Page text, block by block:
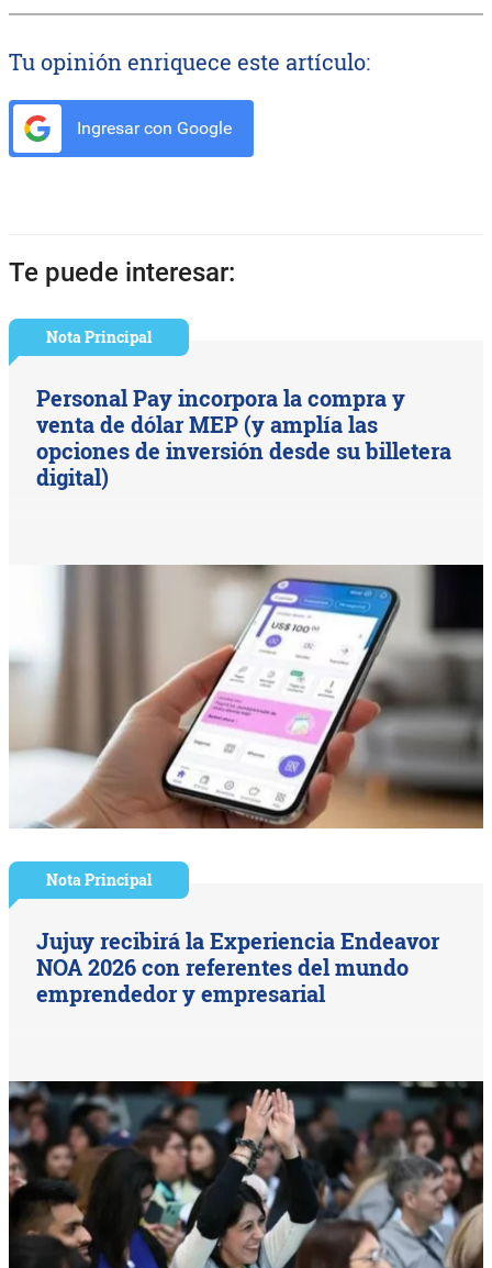
Tu opinión enriquece este artículo:
Ingresar con Google
Te puede interesar:
Nota Principal
Personal Pay incorpora la compra y
venta de dólar MEP (y amplía las
opciones de inversión desde su billetera
digital)
Nota Principal
Jujuy recibirá la Experiencia Endeavor
NOA 2026 con referentes del mundo
emprendedor y empresarial